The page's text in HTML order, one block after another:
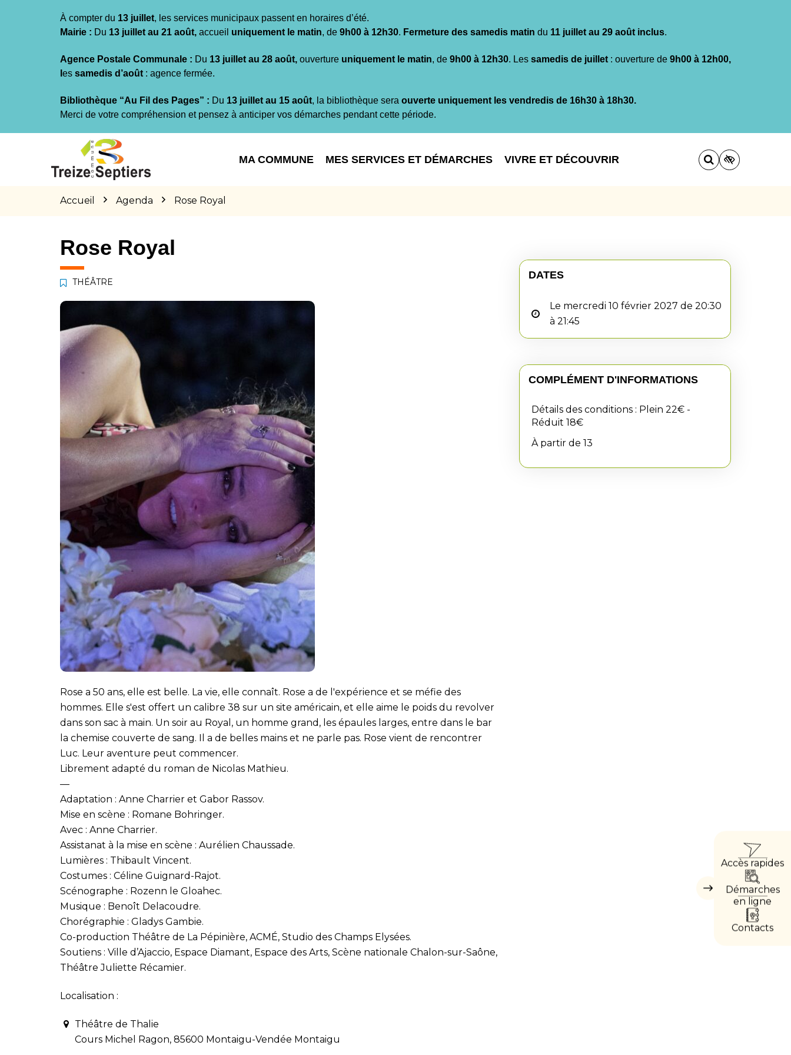
À compter du 13 juillet, les services municipaux passent en horaires d’été.
Mairie : Du 13 juillet au 21 août, accueil uniquement le matin, de 9h00 à 12h30. Fermeture des samedis matin du 11 juillet au 29 août inclus.
Agence Postale Communale : Du 13 juillet au 28 août, ouverture uniquement le matin, de 9h00 à 12h30. Les samedis de juillet : ouverture de 9h00 à 12h00,
es samedis d’août : agence fermée.
Bibliothèque “Au Fil des Pages” : Du 13 juillet au 15 août, la bibliothèque sera ouverte uniquement les vendredis de 16h30 à 18h30.
Merci de votre compréhension et pensez à anticiper vos démarches pendant cette période.
MA COMMUNE MES SERVICES ET DÉMARCHES VIVRE ET DÉCOUVRIR
Accueil Agenda Rose Royal
Masquer
Accès rapides
Démarches
en ligne
Contacts
Rose Royal
THÉÂTRE
Rose a 50 ans, elle est belle. La vie, elle connaît. Rose a de l'expérience et se méfie des
hommes. Elle s'est offert un calibre 38 sur un site américain, et elle aime le poids du revolver
dans son sac à main. Un soir au Royal, un homme grand, les épaules larges, entre dans le bar
la chemise couverte de sang. Il a de belles mains et ne parle pas. Rose vient de rencontrer
Luc. Leur aventure peut commencer.
Librement adapté du roman de Nicolas Mathieu.
—
Adaptation : Anne Charrier et Gabor Rassov.
Mise en scène : Romane Bohringer.
Avec : Anne Charrier.
Assistanat à la mise en scène : Aurélien Chaussade.
Lumières : Thibault Vincent.
Costumes : Céline Guignard-Rajot.
Scénographe : Rozenn le Gloahec.
Musique : Benoît Delacoudre.
Chorégraphie : Gladys Gambie.
Co-production Théâtre de La Pépinière, ACMÉ, Studio des Champs Elysées.
Soutiens : Ville d’Ajaccio, Espace Diamant, Espace des Arts, Scène nationale Chalon-sur-Saône,
Théâtre Juliette Récamier.
Localisation :
Théâtre de Thalie
Cours Michel Ragon, 85600 Montaigu-Vendée Montaigu
DATES
Le mercredi 10 février 2027 de 20:30
à 21:45
COMPLÉMENT D'INFORMATIONS
Détails des conditions : Plein 22€ -
Réduit 18€
À partir de 13